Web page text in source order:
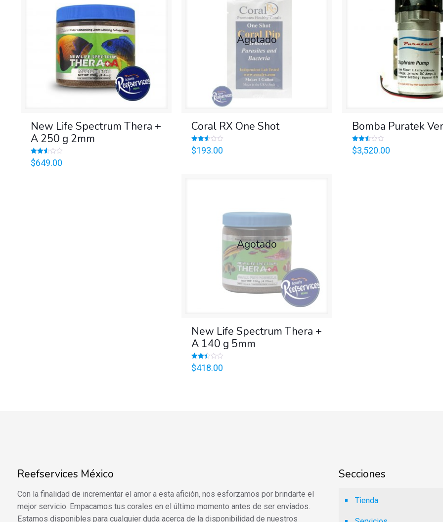
New Life Spectrum Thera +
A 250 g 2mm
Valorado
en
$649.00
Agotado
Coral RX One Shot
Valorado
en
$193.00
Bomba Puratek
Valorado
en
$3,520.00
Agotado
New Life Spectrum Thera +
A 140 g 5mm
Valorado
en
$418.00
Reefservices México
Con la finalidad de incrementar el amor a esta afición, nos esforzamos por brindarte el
mejor servicio. Empacamos tus corales en el último momento antes de ser enviados.
Estamos disponibles para cualquier duda acerca de la disponibilidad de nuestros
Secciones
Tienda